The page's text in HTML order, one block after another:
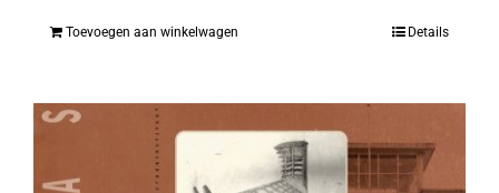
Toevoegen aan winkelwagen Details